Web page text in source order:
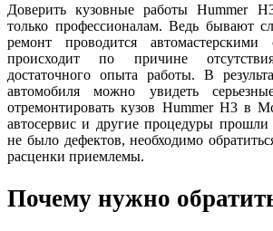
Доверить кузовные работы Hummer
только профессионалам. Ведь бывают
ремонт проводится
происходит по причине
достаточного опыта работы. В
автомобиля можно увидеть
отремонтировать кузов Hummer H3 в
автосервис и другие процедуры
не было дефектов, необходимо
расценки приемлемы.
Почему нужно